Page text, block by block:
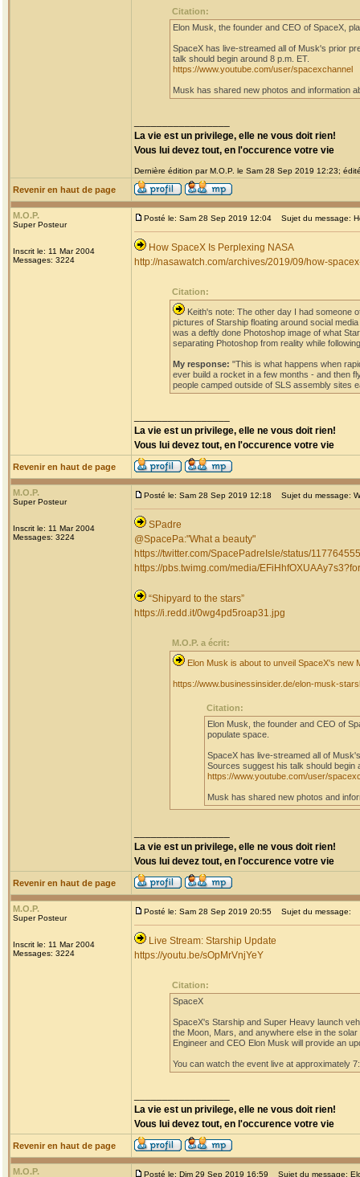
Citation:
Elon Musk, the founder and CEO of SpaceX,
SpaceX has live-streamed all of Musk's prior
talk should begin around 8 p.m. ET.
https://www.youtube.com/user/spacexchannel
Musk has shared new photos and information
La vie est un privilege, elle ne vous doit rien!
Vous lui devez tout, en l'occurence votre vie
Dernière édition par M.O.P. le Sam 28 Sep 2019 12:23;
Revenir en haut de page
M.O.P.
Super Posteur
Inscrit le: 11 Mar 2004
Messages: 3224
Posté le: Sam 28 Sep 2019 12:04 Sujet du message:
How SpaceX Is Perplexing NASA
http://nasawatch.com/archives/2019/09/how-
Citation:
Keith's note: The other day I had someone
pictures of Starship floating around social
was a deftly done Photoshop image of what
separating Photoshop from reality while
My response: "This is what happens when
ever build a rocket in a few months - and then
people camped outside of SLS assembly sites
La vie est un privilege, elle ne vous doit rien!
Vous lui devez tout, en l'occurence votre vie
Revenir en haut de page
M.O.P.
Super Posteur
Inscrit le: 11 Mar 2004
Messages: 3224
Posté le: Sam 28 Sep 2019 12:18 Sujet du message:
SPadre
@SpacePa:"What a beauty"
https://twitter.com/SpacePadreIsle/status/
https://pbs.twimg.com/media/
“Shipyard to the stars”
https://i.redd.it/0wg4pd5roap31.jpg
M.O.P. a écrit:
Elon Musk is about to unveil SpaceX's
https://www.businessinsider.de/elon-musk-
Citation:
Elon Musk, the founder and CEO of
populate space.
SpaceX has live-streamed all of
Sources suggest his talk should begin
https://www.youtube.com/user/
Musk has shared new photos and
La vie est un privilege, elle ne vous doit rien!
Vous lui devez tout, en l'occurence votre vie
Revenir en haut de page
M.O.P.
Super Posteur
Inscrit le: 11 Mar 2004
Messages: 3224
Posté le: Sam 28 Sep 2019 20:55 Sujet du message:
Live Stream: Starship Update
https://youtu.be/sOpMrVnjYeY
Citation:
SpaceX
SpaceX's Starship and Super Heavy launch
the Moon, Mars, and anywhere else in the
Engineer and CEO Elon Musk will provide an
You can watch the event live at approximately
La vie est un privilege, elle ne vous doit rien!
Vous lui devez tout, en l'occurence votre vie
Revenir en haut de page
M.O.P. Posté le: Dim 29 Sep 2019 16:59 Sujet du message: